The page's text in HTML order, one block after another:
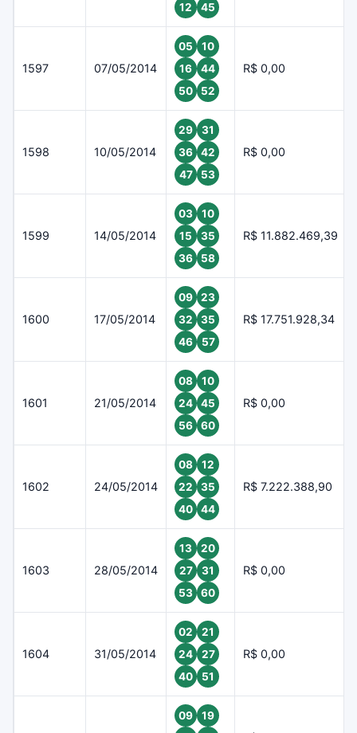
12
45
1597 07/05/2014
05
10
16
44
50
52
R$ 0,00
1598 10/05/2014
29
31
36
42
47
53
R$ 0,00
1599 14/05/2014
03
10
15
35
36
58
R$ 11.882.469,39
1600 17/05/2014
09
23
32
35
46
57
R$ 17.751.928,34
1601 21/05/2014
08
10
24
45
56
60
R$ 0,00
1602 24/05/2014
08
12
22
35
40
44
R$ 7.222.388,90
1603 28/05/2014
13
20
27
31
53
60
R$ 0,00
1604 31/05/2014
02
21
24
27
40
51
R$ 0,00
09
19